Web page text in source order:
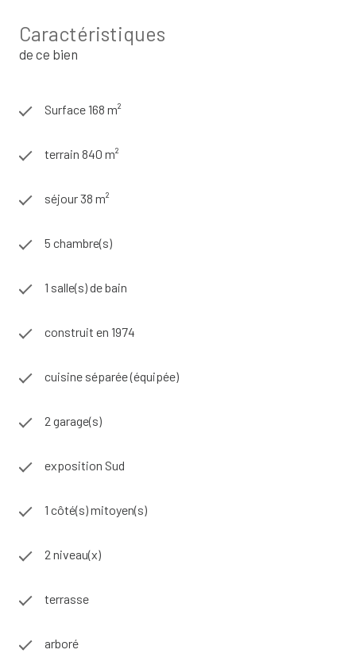
Caractéristiques
de ce bien
Surface 168 m²
terrain 840 m²
séjour 38 m²
5 chambre(s)
1 salle(s) de bain
construit en 1974
cuisine séparée (équipée)
2 garage(s)
exposition Sud
1 côté(s) mitoyen(s)
2 niveau(x)
terrasse
arboré